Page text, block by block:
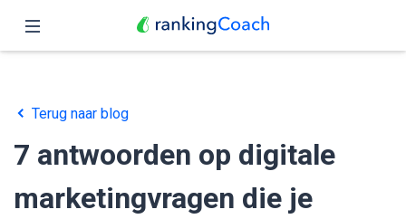
Functies
Prijzen
Partners
Terug naar blog
7 antwoorden op digitale
marketingvragen die je